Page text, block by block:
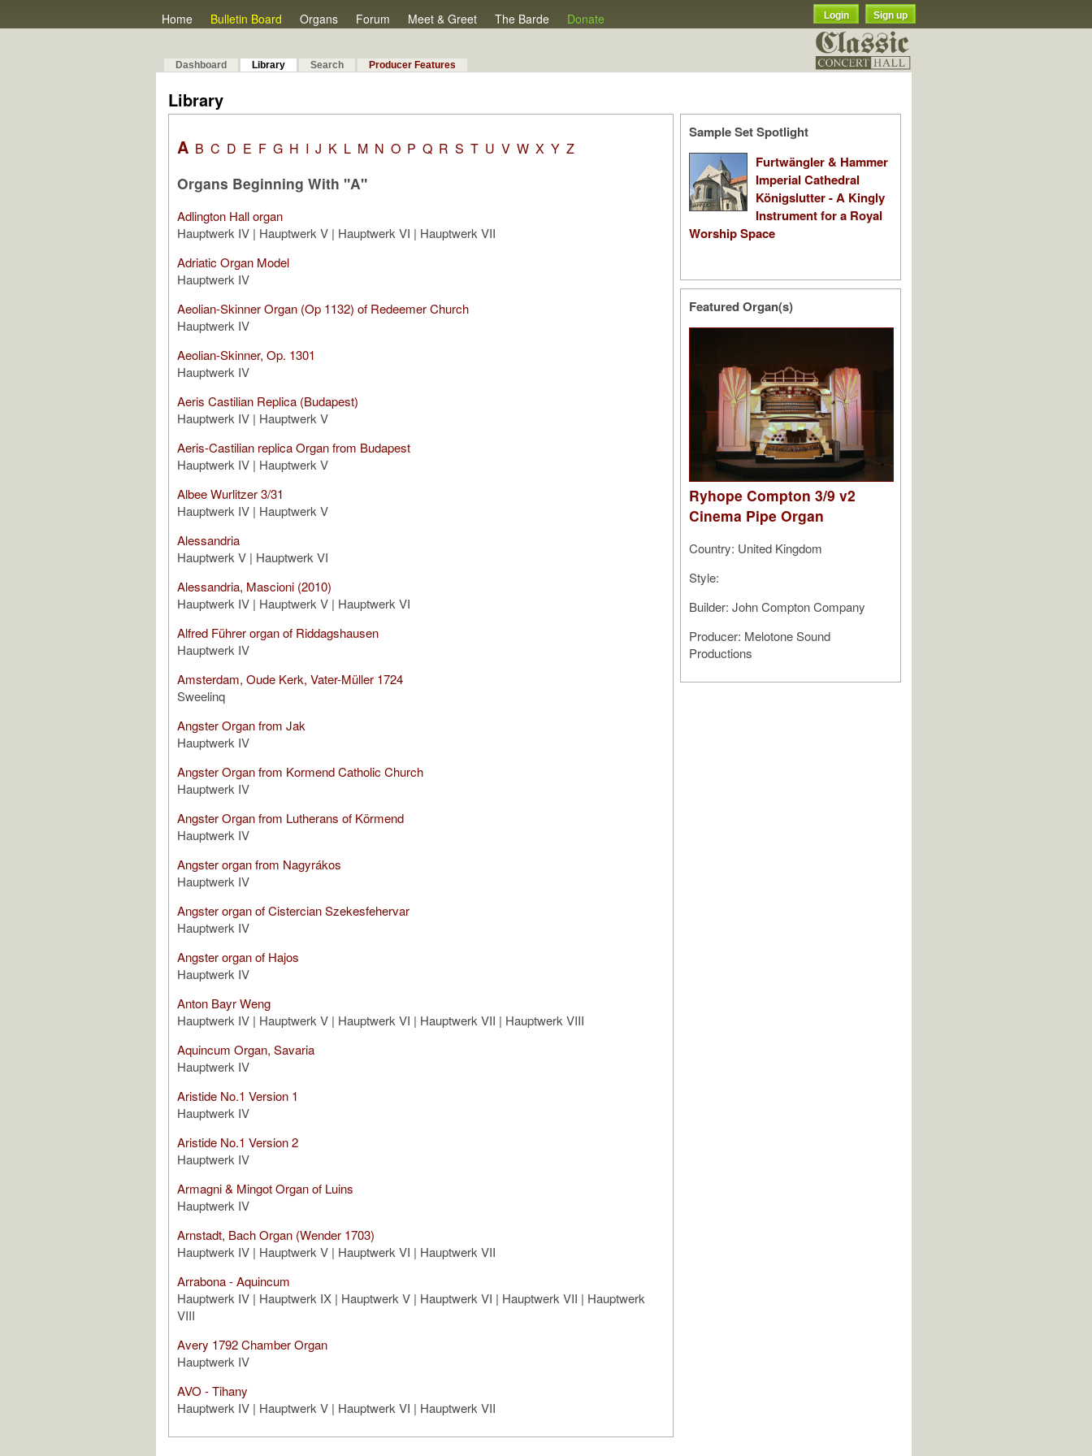
Home Bulletin Board Organs Forum Meet & Greet The Barde Donate Login Sign up
Dashboard Library Search Producer Features
Library
Sample Set Spotlight
Furtwängler & Hammer
Imperial Cathedral
Königslutter - A Kingly
Instrument for a Royal
Worship Space
Featured Organ(s)
Ryhope Compton 3/9 v2
Cinema Pipe Organ
Country: United Kingdom
Style:
Builder: John Compton Company
Producer: Melotone Sound
Productions
A B C D E F G H I J K L M N O P Q R S T U V W X Y Z
Organs Beginning With "A"
Adlington Hall organ
Hauptwerk IV | Hauptwerk V | Hauptwerk VI | Hauptwerk VII
Adriatic Organ Model
Hauptwerk IV
Aeolian-Skinner Organ (Op 1132) of Redeemer Church
Hauptwerk IV
Aeolian-Skinner, Op. 1301
Hauptwerk IV
Aeris Castilian Replica (Budapest)
Hauptwerk IV | Hauptwerk V
Aeris-Castilian replica Organ from Budapest
Hauptwerk IV | Hauptwerk V
Albee Wurlitzer 3/31
Hauptwerk IV | Hauptwerk V
Alessandria
Hauptwerk V | Hauptwerk VI
Alessandria, Mascioni (2010)
Hauptwerk IV | Hauptwerk V | Hauptwerk VI
Alfred Führer organ of Riddagshausen
Hauptwerk IV
Amsterdam, Oude Kerk, Vater-Müller 1724
Sweelinq
Angster Organ from Jak
Hauptwerk IV
Angster Organ from Kormend Catholic Church
Hauptwerk IV
Angster Organ from Lutherans of Körmend
Hauptwerk IV
Angster organ from Nagyrákos
Hauptwerk IV
Angster organ of Cistercian Szekesfehervar
Hauptwerk IV
Angster organ of Hajos
Hauptwerk IV
Anton Bayr Weng
Hauptwerk IV | Hauptwerk V | Hauptwerk VI | Hauptwerk VII | Hauptwerk VIII
Aquincum Organ, Savaria
Hauptwerk IV
Aristide No.1 Version 1
Hauptwerk IV
Aristide No.1 Version 2
Hauptwerk IV
Armagni & Mingot Organ of Luins
Hauptwerk IV
Arnstadt, Bach Organ (Wender 1703)
Hauptwerk IV | Hauptwerk V | Hauptwerk VI | Hauptwerk VII
Arrabona - Aquincum
Hauptwerk IV | Hauptwerk IX | Hauptwerk V | Hauptwerk VI | Hauptwerk VII | Hauptwerk
VIII
Avery 1792 Chamber Organ
Hauptwerk IV
AVO - Tihany
Hauptwerk IV | Hauptwerk V | Hauptwerk VI | Hauptwerk VII